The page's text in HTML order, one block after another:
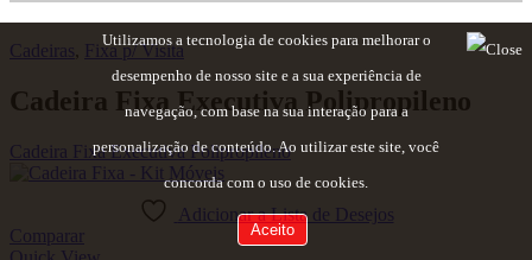
Cadeiras Fixa p/ Visita
Cadeira Fixa Executiva Polipropileno
Cadeira Fixa Executiva Polipropileno
Adicionar a Lista de Desejos
Comparar
Utilizamos a tecnologia de cookies para melhorar o
desempenho de nosso site e a sua experiência de
navegação, com base na sua interação para a
personalização de conteúdo. Ao utilizar este site, você
concorda com o uso de cookies.
Aceito